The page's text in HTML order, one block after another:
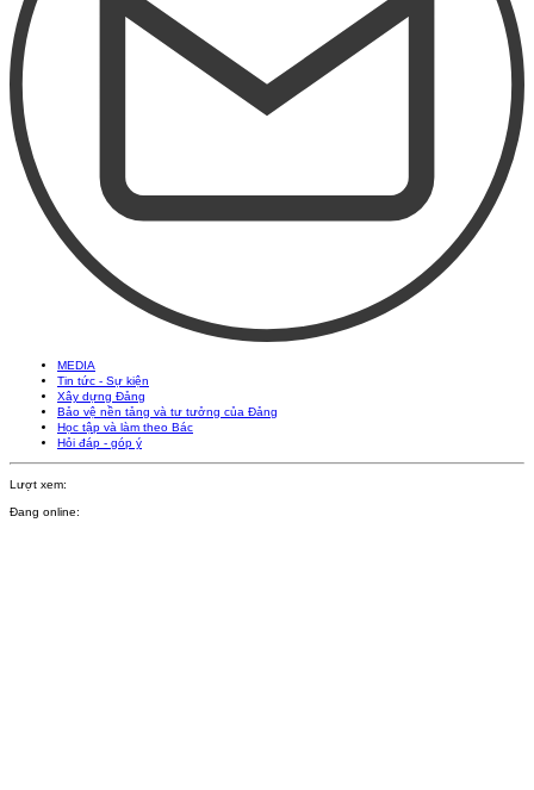
MEDIA
Tin tức - Sự kiện
Xây dựng Đảng
Bảo vệ nền tảng và tư tưởng của Đảng
Học tập và làm theo Bác
Hỏi đáp - góp ý
Lượt xem:
Đang online: